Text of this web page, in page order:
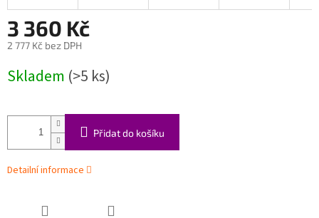
3 360 Kč
2 777 Kč bez DPH
cena:
Skladem (>5 ks)
Přidat do košíku
Detailní informace